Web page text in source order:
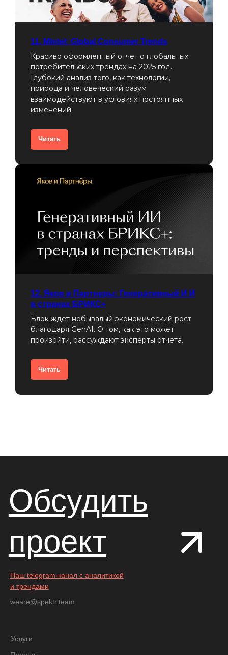
11. Mintel: Global Consumer Trends
Красиво оформленный отчет о глобальных
потребительских трендах на 2025 год.
Глубокий анализ того, как технологии,
природа и человеческий разум
взаимодействуют в условиях постоянных
изменений.
Читать
12. Яков и Партнеры: Генеративный И И
в странах БРИКС+
Блок ждет небывалый экономический рост
благодаря GenAI. О том, как это может
произойти, рассуждают эксперты отчета.
Читать